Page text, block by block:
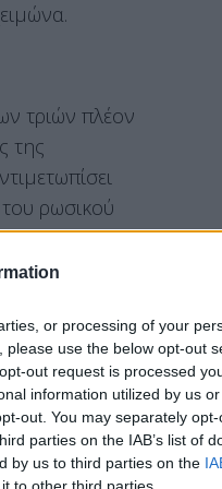
or processing of your
use the below opt-out
out request is processed
information utilized by us
out. You may separately
parties on the IAB’s list of
by us to third parties on the
to other third parties.
τριών πλέον
της
ρωσικού
με τον τρόπο
της τάξης
φορτίων
διακοπής της